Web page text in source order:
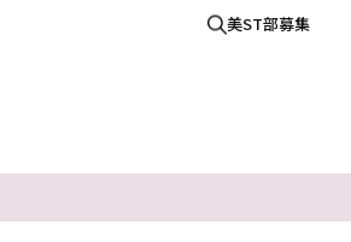
美ST部募集